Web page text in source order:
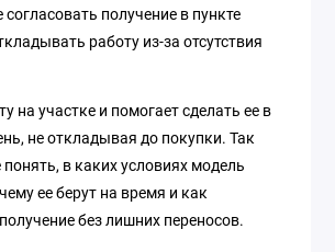
получение в пункте
работу из-за отсутствия
на участке и помогает сделать ее в
не откладывая до покупки. Так
в каких условиях модель
ее берут на время и как
без лишних переносов.